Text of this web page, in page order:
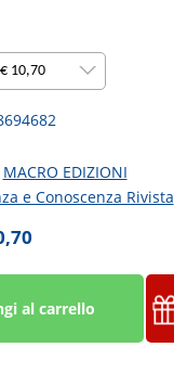
10,70
MACRO EDIZIONI
e Conoscenza Rivista
al carrello